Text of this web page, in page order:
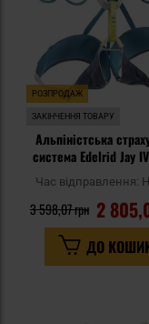
РОЗПРОДАЖ
ЗАКІНЧЕННЯ ТОВАРУ
Альпіністська
система Edelrid Jay
Час відправлення:
2
3 598,07 грн
ДО